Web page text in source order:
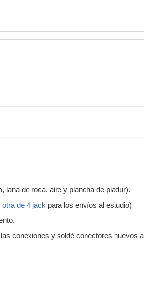
lana de roca, aire y plancha de pladur).
otra de 4 jack para los envíos al estudio)
conexiones y soldé conectores nuevos a